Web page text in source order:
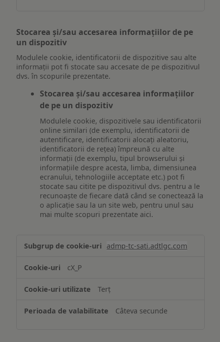
Stocarea și/sau accesarea informațiilor de pe
un dispozitiv
Modulele cookie, identificatorii de dispozitive sau alte
informații pot fi stocate sau accesate de pe dispozitivul
dvs. în scopurile prezentate.
Stocarea și/sau accesarea informațiilor
de pe un dispozitiv
Modulele cookie, dispozitivele sau identificatorii
online similari (de exemplu, identificatorii de
autentificare, identificatorii alocați aleatoriu,
identificatorii de rețea) împreună cu alte
informații (de exemplu, tipul browserului și
informațiile despre acesta, limba, dimensiunea
ecranului, tehnologiile acceptate etc.) pot fi
stocate sau citite pe dispozitivul dvs. pentru a le
recunoaște de fiecare dată când se conectează la
o aplicație sau la un site web, pentru unul sau
mai multe scopuri prezentate aici.
și/sau
informațiilor
pe
dispozitiv
admp-tc-sati.adtlgc.com
cX_P
Terț
Câteva secunde